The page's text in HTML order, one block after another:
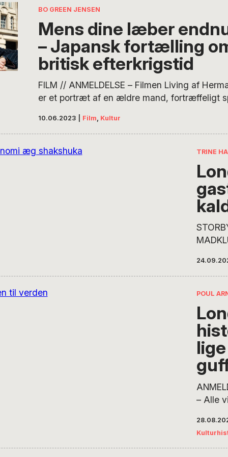
og
The
BO GREEN JENSEN
Mens dine læber
– Japansk fortælling
britisk efterkrigstid
FILM // ANMELDELSE – Filmen Living af
er et portræt af en ældre mand, fortræffeligt
hans øjne for en anden livsindstilling. Filmen
af Kurosawas kanoniserede værk Ikuru, men
sin helt…
10.06.2023 Film, Kultur
TRINE
hjem. I
artikel
os
ventet
vi
POUL
– Alle
der
har en
vi